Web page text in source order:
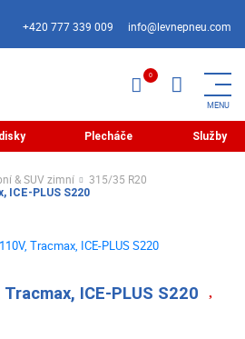
+420 777 339 009 info@levnepneu.com
Plecháče Služby
& SUV zimní 315/35 R20
ICE-PLUS S220
ICE-PLUS S220